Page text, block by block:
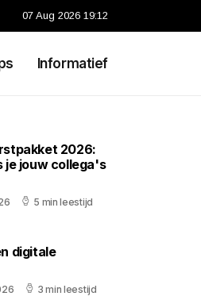
07 Aug 2026 19:12
Informatief
2026:
je jouw collega's
5 min leestijd
digitale
3 min leestijd